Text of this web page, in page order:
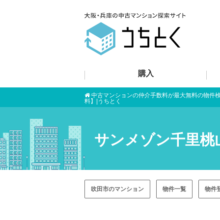
購入
中古マンションの仲介手数料が最大無料の物件
料】|うちとく
サンメゾン千里桃
吹田市のマンション 物件一覧 物件